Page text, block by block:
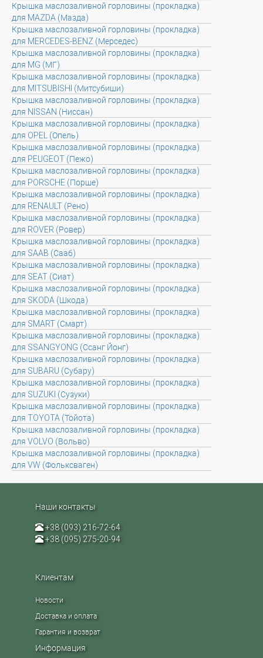
Крышка маслозаливной горловины (прокладка)
для MAZDA (Мазда)
Крышка маслозаливной горловины (прокладка)
для MERCEDES-BENZ (Мерседес)
Крышка маслозаливной горловины (прокладка)
для MG (МГ)
Крышка маслозаливной горловины (прокладка)
для MITSUBISHI (Митсубиши)
Крышка маслозаливной горловины (прокладка)
для NISSAN (Ниссан)
Крышка маслозаливной горловины (прокладка)
для OPEL (Опель)
Крышка маслозаливной горловины (прокладка)
для PEUGEOT (Пежо)
Крышка маслозаливной горловины (прокладка)
для PORSCHE (Порше)
Крышка маслозаливной горловины (прокладка)
для RENAULT (Рено)
Крышка маслозаливной горловины (прокладка)
для ROVER (Ровер)
Крышка маслозаливной горловины (прокладка)
для SAAB (Сааб)
Крышка маслозаливной горловины (прокладка)
для SEAT (Сиат)
Крышка маслозаливной горловины (прокладка)
для SKODA (Шкода)
Крышка маслозаливной горловины (прокладка)
для SMART (Смарт)
Крышка маслозаливной горловины (прокладка)
для SSANGYONG (Ссанг Йонг)
Крышка маслозаливной горловины (прокладка)
для SUBARU (Субару)
Крышка маслозаливной горловины (прокладка)
для SUZUKI (Сузуки)
Крышка маслозаливной горловины (прокладка)
для TOYOTA (Тойота)
Крышка маслозаливной горловины (прокладка)
для VOLVO (Вольво)
Крышка маслозаливной горловины (прокладка)
для VW (Фольксваген)
Наши контакты
+38 (093) 216-72-64
+38 (095) 275-20-94
Клиентам
Новости
Доставка и оплата
Гарантия и возврат
Информация